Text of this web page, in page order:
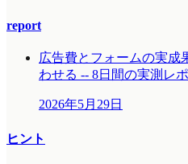
report
広告費とフォームの実成
わせる -- 8日間の実測レ
2026年5月29日
ヒント